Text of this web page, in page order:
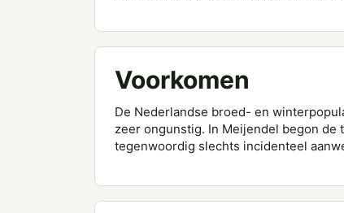
Voorkomen
De Nederlandse broed- en
zeer ongunstig. In Meijendel begon
tegenwoordig slechts incidenteel